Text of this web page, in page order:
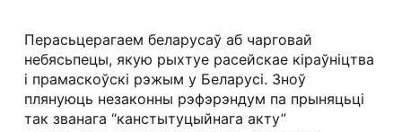
Перасьцерагаем беларусаў аб чарговай
небясьпецы, якую рыхтуе расейскае кіраўніцтва
і прамаскоўскі рэжым у Беларусі. Зноў
плянуюць незаконны рэфэрэндум па прыняцьці
так званага “канстытуцыйнага акту”